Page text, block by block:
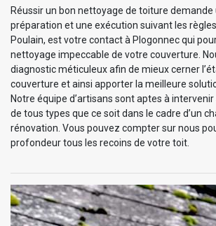
Réussir un bon nettoyage de toiture demande
préparation et une exécution suivant les
Poulain, est votre contact à Plogonnec qui
nettoyage impeccable de votre couverture.
diagnostic méticuleux afin de mieux cerner
couverture et ainsi apporter la meilleure
Notre équipe d’artisans sont aptes à
de tous types que ce soit dans le cadre d’un
rénovation. Vous pouvez compter sur nous
profondeur tous les recoins de votre toit.